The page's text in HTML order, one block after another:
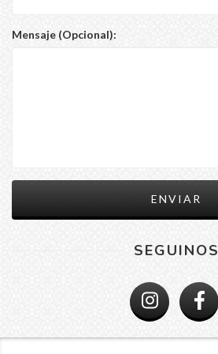
Mensaje (Opcional):
SEGUINOS